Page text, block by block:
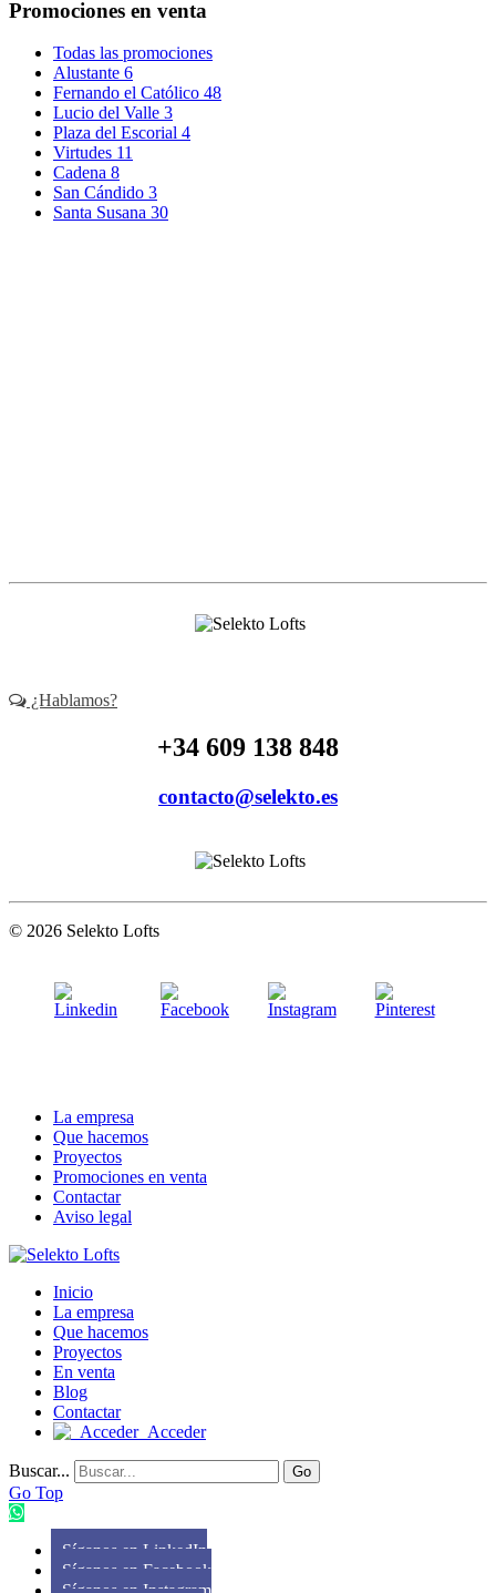
Promociones en venta
Todas las promociones
Alustante 6
Fernando el Católico 48
Lucio del Valle 3
Plaza del Escorial 4
Virtudes 11
Cadena 8
San Cándido 3
Santa Susana 30
¿Hablamos?
+34 609 138 848
contacto@selekto.es
© 2026 Selekto Lofts
La empresa
Que hacemos
Proyectos
Promociones en venta
Contactar
Aviso legal
Inicio
La empresa
Que hacemos
Proyectos
En venta
Blog
Contactar
Acceder
Buscar... Go
Go Top
Síganos en LinkedIn
Síganos en Facebook